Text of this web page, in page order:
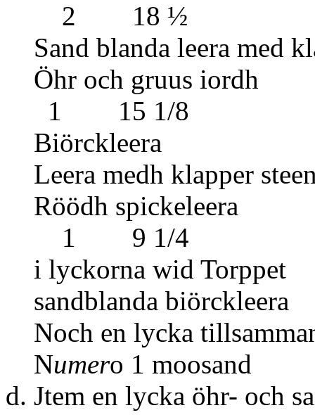
2 18 ½
Sand blanda leera
Öhr och
1 15 1/8
Leera medh
Röödh
1 9 1/4
i lyckorna wid
sandblanda
Noch en lycka
Numero 1
d. Jtem en lycka öhr- och